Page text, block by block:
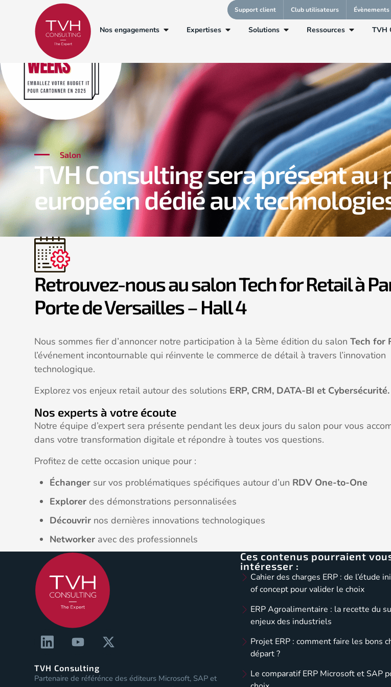
Support client Club utilisateurs Évènements
Nos engagements Expertises Solutions Ressources TVH
Salon
TVH Consulting sera présent au
européen dédié aux
Retrouvez-nous au salon Tech for Retail à
Porte de Versailles – Hall 4
Nous sommes fier d’annoncer notre participation à la 5ème édition du salon Tech for
l’événement incontournable qui réinvente le commerce de détail à travers l’innovation
technologique.
Explorez vos enjeux retail autour des solutions ERP, CRM, DATA-BI et Cybersécurité.
Nos experts à votre écoute
Notre équipe d’expert sera présente pendant les deux jours du salon pour vous
dans votre transformation digitale et répondre à toutes vos questions.
Profitez de cette occasion unique pour :
Échanger sur vos problématiques spécifiques autour d’un RDV One-to-One
Explorer des démonstrations personnalisées
Découvrir nos dernières innovations technologiques
Networker avec des professionnels
TVH Consulting
Partenaire de référénce des éditeurs Microsoft, SAP et
Ces contenus pourraient
intéresser :
Cahier des charges ERP : de l’étude
of concept pour valider le choix
ERP Agroalimentaire : la recette du
enjeux des industriels
Projet ERP : comment faire les bons
départ ?
Le comparatif ERP Microsoft et SAP